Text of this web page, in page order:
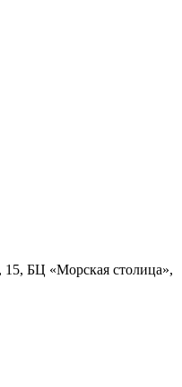
15, БЦ «Морская столица»,